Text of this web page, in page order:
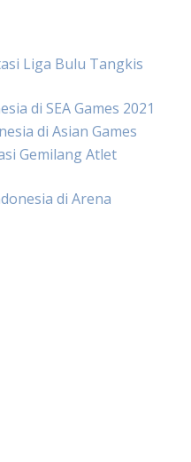
Liga Bulu Tangkis
di SEA Games 2021
di Asian Games
Gemilang Atlet
di Arena